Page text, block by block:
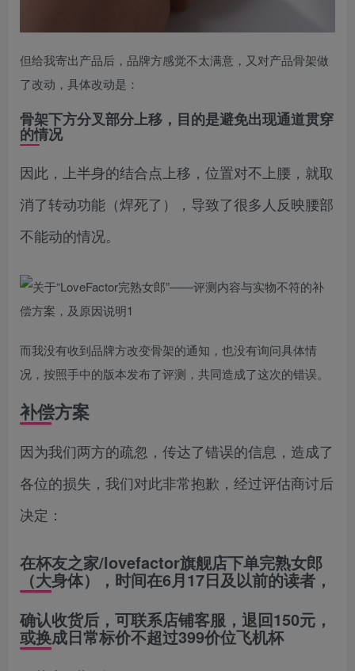
但给我寄出产品后，品牌方感觉不太满意，又对产品骨架做
了改动，具体改动是：
骨架下方分叉部分上移，目的是避免出现通道贯穿
的情况
因此，上半身的结合点上移，位置对不上腰，就取
消了转动功能（焊死了），导致了很多人反映腰部
不能动的情况。
而我没有收到品牌方改变骨架的通知，也没有询问具体情
况，按照手中的版本发布了评测，共同造成了这次的错误。
补偿方案
因为我们两方的疏忽，传达了错误的信息，造成了
各位的损失，我们对此非常抱歉，经过评估商讨后
决定：
在杯友之家/lovefactor旗舰店下单完熟女郎
（大身体），时间在6月17日及以前的读者，
确认收货后，可联系店铺客服，退回150元，
或换成日常标价不超过399价位飞机杯